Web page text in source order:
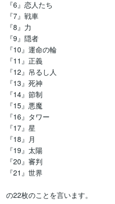
『6』恋人たち
『7』戦車
『8』力
『9』隠者
『10』運命の輪
『11』正義
『12』吊るし人
『13』死神
『14』節制
『15』悪魔
『16』タワー
『17』星
『18』月
『19』太陽
『20』審判
『21』世界
の22枚のことを言います。